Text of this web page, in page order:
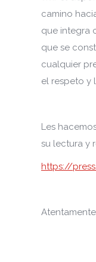
camino
que integra
que se
cualquier
el respeto y
Les
su lectura y
https://
Atentamente